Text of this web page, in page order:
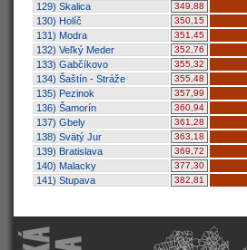
129) Skalica 349,88
130) Holíč 350,15
131) Modra 351,45
132) Veľký Meder 352,76
133) Gabčíkovo 355,32
134) Šaštín - Stráže 355,48
135) Pezinok 357,99
136) Šamorín 360,94
137) Gbely 361,28
138) Svätý Jur 363,18
139) Bratislava 369,72
140) Malacky 377,30
141) Stupava 382,81